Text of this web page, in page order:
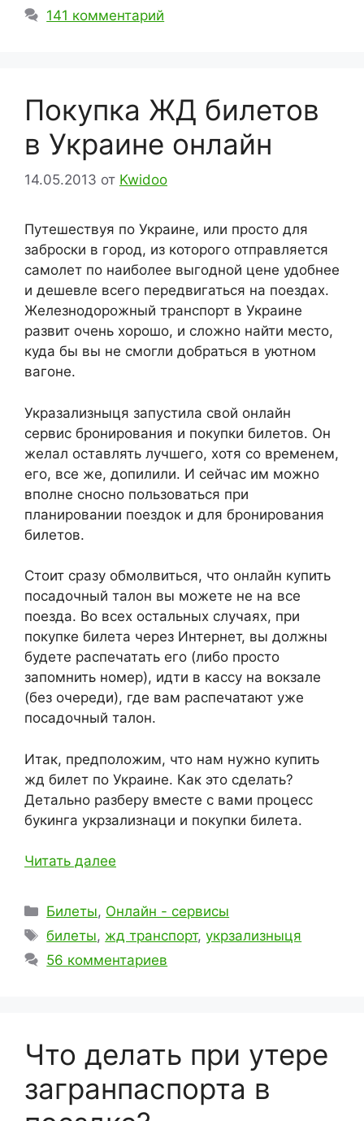
141 комментарий
Покупка ЖД билетов
в Украине онлайн
14.05.2013 от Kwidoo
Путешествуя по Украине, или просто для
заброски в город, из которого отправляется
самолет по наиболее выгодной цене удобнее
и дешевле всего передвигаться на поездах.
Железнодорожный транспорт в Украине
развит очень хорошо, и сложно найти место,
куда бы вы не смогли добраться в уютном
вагоне.
Укразализныця запустила свой онлайн
сервис бронирования и покупки билетов. Он
желал оставлять лучшего, хотя со временем,
его, все же, допилили. И сейчас им можно
вполне сносно пользоваться при
планировании поездок и для бронирования
билетов.
Стоит сразу обмолвиться, что онлайн купить
посадочный талон вы можете не на все
поезда. Во всех остальных случаях, при
покупке билета через Интернет, вы должны
будете распечатать его (либо просто
запомнить номер), идти в кассу на вокзале
(без очереди), где вам распечатают уже
посадочный талон.
Итак, предположим, что нам нужно купить
жд билет по Украине. Как это сделать?
Детально разберу вместе с вами процесс
букинга укрзализнаци и покупки билета.
Читать далее
Рубрики
Билеты, Онлайн - сервисы
Метки
билеты, жд транспорт,укрзализныця
56 комментариев
Что делать при утере
загранпаспорта в